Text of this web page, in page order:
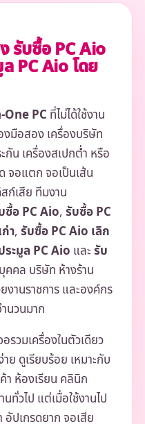
รับซื้อ PC Aio
ล PC Aio โดย
PC ที่ไม่ได้ใช้งาน
องมือสอง เครื่องบริษัท
กัน เครื่องสเปกต่ำ หรือ
จอแตก จอเป็นเส้น
ก์เสีย ทีมงาน
ซื้อ PC Aio,รับซื้อ PC
า,รับซื้อ PC Aio เลิก
ระมูล PC Aio และรับ
คคล บริษัท ห้างร้าน
งานราชการ และองค์กร
นวนมาก
รวมเครื่องในตัวเดียว
ย ดูเรียบร้อย เหมาะกับ
า ห้องเรียน คลินิก
ทั่วไป แต่เมื่อใช้งานไป
ปเกรดยาก จอเสีย